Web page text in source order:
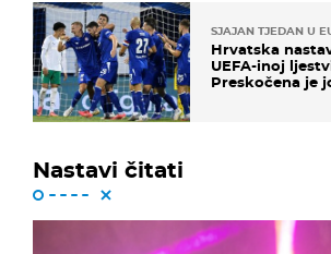
SJAJAN TJEDAN U
Hrvatska
UEFA-inoj
Preskočena je
Nastavi čitati